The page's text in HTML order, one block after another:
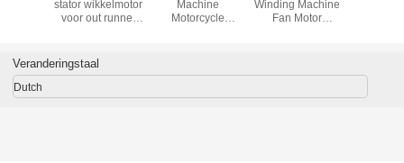
stator wikkelmotor
voor out runner
motor
Machine
Motorcycle
Buiten Rotor
Winding Machine
Fan Motor
Veranderingstaal
Dutch